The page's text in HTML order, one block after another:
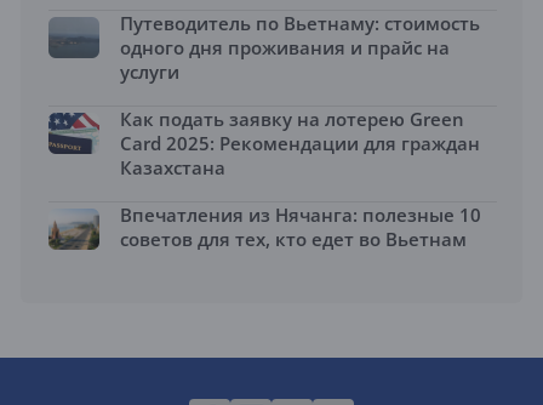
Путеводитель по Вьетнаму: стоимость
одного дня проживания и прайс на
услуги
Как подать заявку на лотерею Green
Card 2025: Рекомендации для граждан
Казахстана
Впечатления из Нячанга: полезные 10
советов для тех, кто едет во Вьетнам